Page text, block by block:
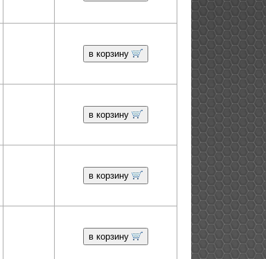
в корзину
в корзину
в корзину
в корзину